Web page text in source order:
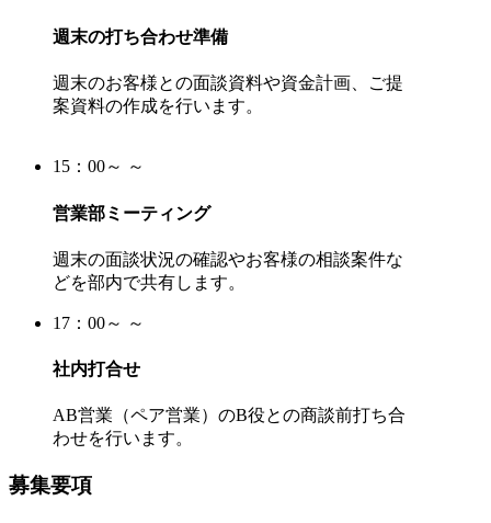
週末の打ち合わせ準備
週末のお客様との面談資料や資金計画、ご提
案資料の作成を行います。
15：00～ ～
営業部ミーティング
週末の面談状況の確認やお客様の相談案件な
どを部内で共有します。
17：00～ ～
社内打合せ
AB営業（ペア営業）のB役との商談前打ち合
わせを行います。
募集要項